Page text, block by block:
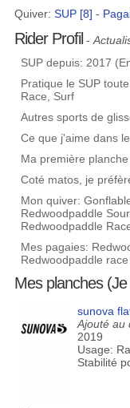
Quiver: SUP [8] -
Rider Profil -
SUP depuis: 2017
Pratique le SUP
Race, Surf
Autres sports de
Ce que j'aime dans
Ma première
Coté matos, je
Mon quiver:
Redwoodpaddle
Redwoodpaddle
Mes pagaies:
Redwoodpaddle
Mes planches (Je
sunova
Ajouté au
2019
Usage:
Stabilité